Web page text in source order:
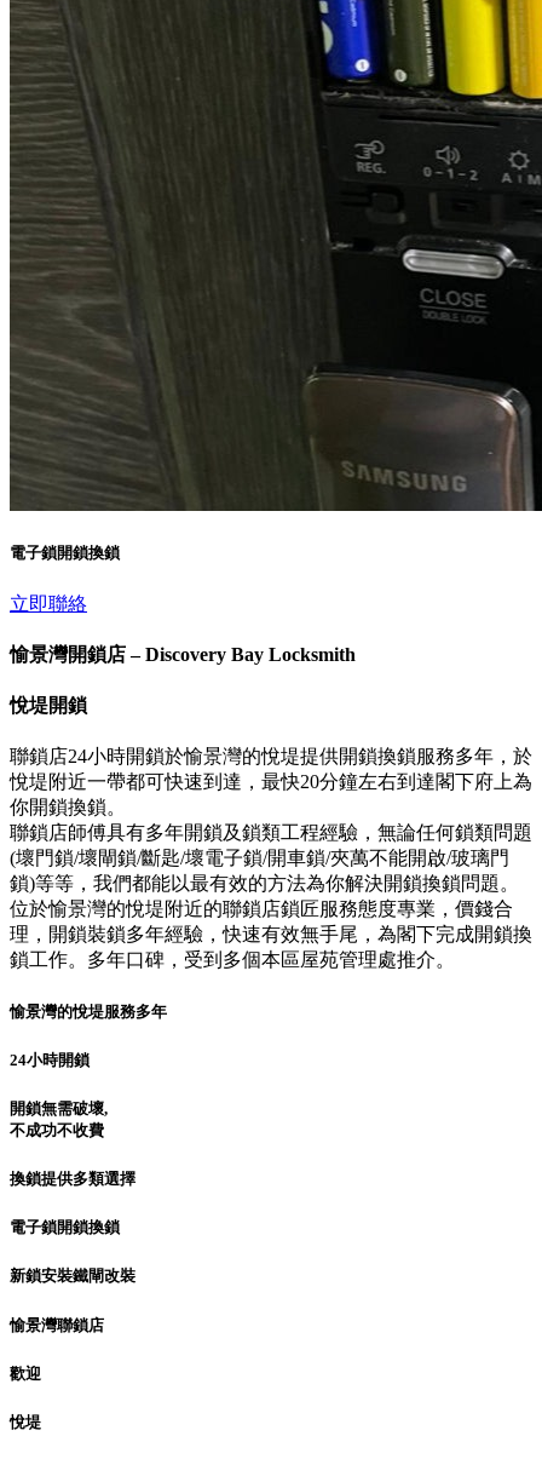
電子鎖開鎖換鎖
立即聯絡
愉景灣開鎖店 – Discovery Bay Locksmith
悅堤開鎖
聯鎖店24小時開鎖於愉景灣的悅堤提供開鎖換鎖服務多年，於
悅堤附近一帶都可快速到達，最快20分鐘左右到達閣下府上為
你開鎖換鎖。
聯鎖店師傅具有多年開鎖及鎖類工程經驗，無論任何鎖類問題
(壞門鎖/壞閘鎖/斷匙/壞電子鎖/開車鎖/夾萬不能開啟/玻璃門
鎖)等等，我們都能以最有效的方法為你解決開鎖換鎖問題。
位於愉景灣的悅堤附近的聯鎖店鎖匠服務態度專業，價錢合
理，開鎖裝鎖多年經驗，快速有效無手尾，為閣下完成開鎖換
鎖工作。多年口碑，受到多個本區屋苑管理處推介。
愉景灣的悅堤服務多年
24小時開鎖
開鎖無需破壞,
不成功不收費
換鎖提供多類選擇
電子鎖開鎖換鎖
新鎖安裝鐵閘改裝
愉景灣聯鎖店
歡迎
悅堤